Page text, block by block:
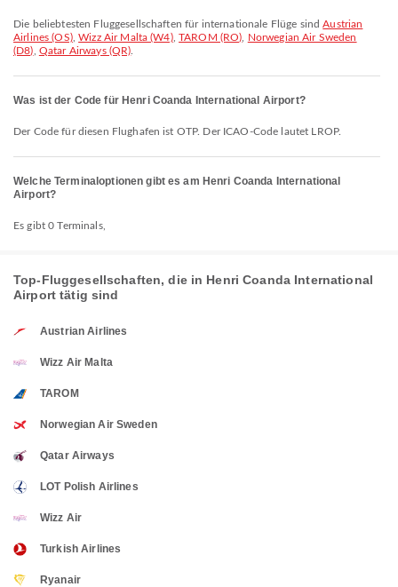
Die beliebtesten Fluggesellschaften für internationale Flüge sindAustrian
Airlines (OS),Wizz Air Malta (W4),TAROM (RO)
Norwegian Air Sweden
(D8) Qatar Airways (QR)
Was ist der Code für Henri Coanda International Airport?
Der Code für diesen Flughafen ist OTP. Der ICAO-Code lautet LROP.
Welche Terminaloptionen gibt es am Henri Coanda International
Airport?
Es gibt 0 Terminals,
Top-Fluggesellschaften, die in Henri Coanda International
Airport tätig sind
Austrian Airlines
Wizz Air Malta
TAROM
Norwegian Air Sweden
Qatar Airways
LOT Polish Airlines
Wizz Air
Turkish Airlines
Ryanair